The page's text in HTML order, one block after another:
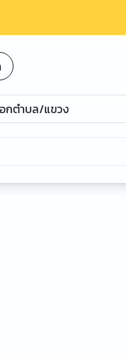
กตำบล/แขวง